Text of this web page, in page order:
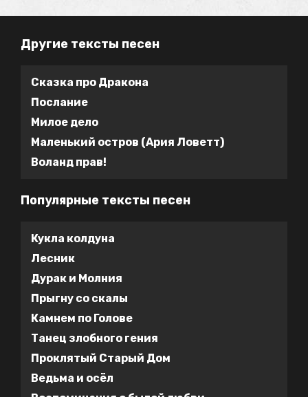
Другие тексты песен
Сказка про Дракона
Послание
Милое дело
Маленький остров (Ария Ловетт)
Воланд прав!
Популярные тексты песен
Кукла колдуна
Лесник
Дурак и Молния
Прыгну со скалы
Камнем по Голове
Танец злобного гения
Проклятый Старый Дом
Ведьма и осёл